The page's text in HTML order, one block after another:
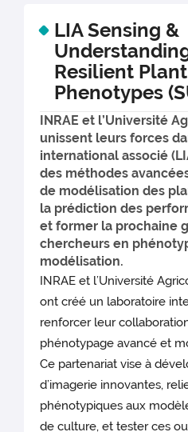
LIA Sensing &
Resilient Plant
Phenotypes
INRAE et l’Université
unissent leurs forces
international associé
des méthodes
de modélisation des
la prédiction des
et former la prochaine
chercheurs en
modélisation.
INRAE et l’Université
ont créé un laboratoire
renforcer leur
phénotypage avancé et
Ce partenariat vise à
d’imagerie innovantes,
phénotypiques aux
de culture, et tester ces